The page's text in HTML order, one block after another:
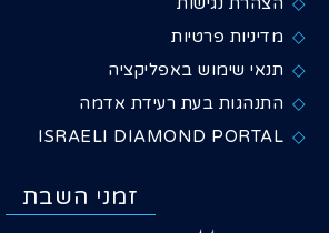
מדיניות פרטיות
תנאי שימוש באפליקציה
התנהגות בעת רעידת אדמה
ISRAELI DIAMOND PORTAL
זמני השבת